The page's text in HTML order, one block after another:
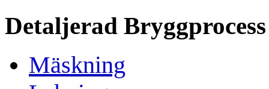
Detaljerad Bryggprocess
Mäskning